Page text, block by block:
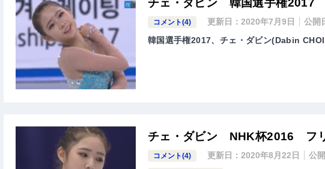
チェ・ダビン 韓国選手権
コメント(4) 更新日：2020年7月9日 公開
韓国選手権2017、チェ・ダビン(Dabin
チェ・ダビン NHK杯2016 フ
コメント(4) 更新日：2020年8月22日 公